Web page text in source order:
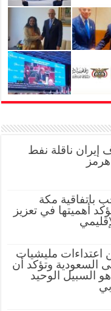
إيران ناقلة نفط
باتفاقية مكة
أهميتها في تعزيز
اعتداءات مليشيات
السعودية وتؤكد أن
السبيل الوحيد